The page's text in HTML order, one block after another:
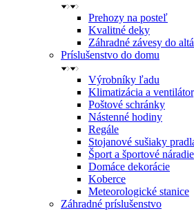
Prehozy na posteľ
Kvalitné deky
Záhradné závesy do
Príslušenstvo do domu
Výrobníky ľadu
Klimatizácia a
Poštové schránky
Nástenné hodiny
Regále
Stojanové sušiaky
Šport a športové náradie
Domáce dekorácie
Koberce
Meteorologické stanice
Záhradné príslušenstvo